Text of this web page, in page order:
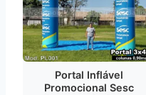
Portal Inflável
Promocional Sesc